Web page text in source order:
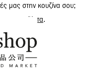
μας στην κουζίνα σου;
τα προϊόντα.